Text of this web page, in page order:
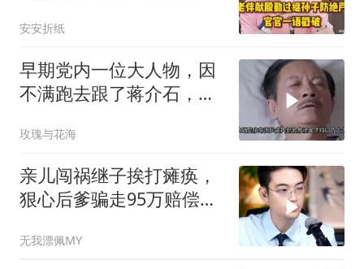
安安折纸
早期党内一位大人物，因
不满跑去跟了蒋介石，不
玫瑰与花海
亲儿闯祸继子挨打瘫痪，
狠心后爹骗走95万赔偿金
无我漂佩MY